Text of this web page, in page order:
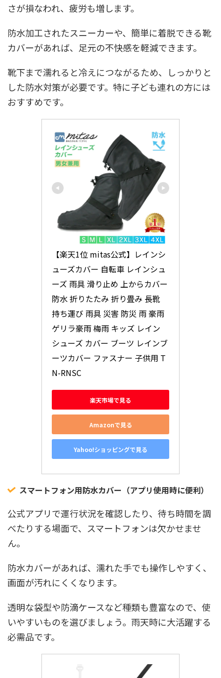
さが損なわれ、疲労も増します。
防水加工されたスニーカーや、簡単に着脱できる靴
カバーがあれば、足元の不快感を軽減できます。
靴下まで濡れると冷えにつながるため、しっかりと
した防水対策が必要です。特に子ども連れの方には
おすすめです。
【楽天1位 mitas公式】レインシ
ューズカバー 自転車 レインシュ
ーズ 雨具 滑り止め 上からカバー
防水 折りたたみ 折り畳み 長靴
持ち運び 雨具 災害 防災 雨 豪雨
ゲリラ豪雨 梅雨 キッズ レイン
シューズ カバー ブーツ レインブ
ーツカバー ファスナー 子供用 T
N-RNSC
楽天市場で見る
Amazonで見る
Yahoo!ショッピングで見る
スマートフォン用防水カバー（アプリ使用時に便利）
公式アプリで運行状況を確認したり、待ち時間を調
べたりする場面で、スマートフォンは欠かせませ
ん。
防水カバーがあれば、濡れた手でも操作しやすく、
画面が汚れにくくなります。
透明な袋型や防滴ケースなど種類も豊富なので、使
いやすいものを選びましょう。雨天時に大活躍する
必需品です。